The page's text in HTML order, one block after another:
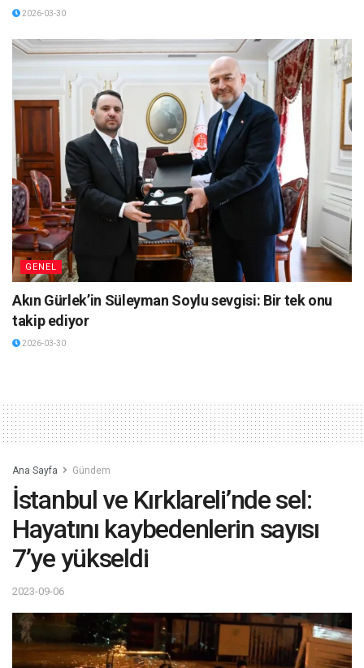
2026-03-30
GENEL
Akın Gürlek’in Süleyman Soylu sevgisi: Bir tek onu
takip ediyor
2026-03-30
Ana Sayfa Gündem
İstanbul ve Kırklareli’nde sel:
Hayatını kaybedenlerin sayısı
7’ye yükseldi
2023-09-06